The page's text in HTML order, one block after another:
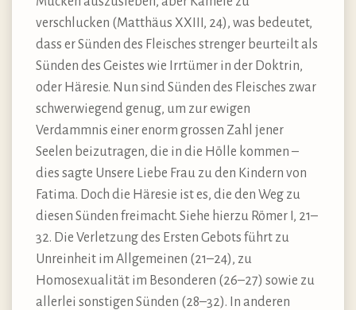
verschlucken (Matthäus XXIII, 24), was bedeutet,
dass er Sünden des Fleisches strenger beurteilt als
Sünden des Geistes wie Irrtümer in der Doktrin,
oder Häresie. Nun sind Sünden des Fleisches zwar
schwerwiegend genug, um zur ewigen
Verdammnis einer enorm grossen Zahl jener
Seelen beizutragen, die in die Hölle kommen –
dies sagte Unsere Liebe Frau zu den Kindern von
Fatima. Doch die Häresie ist es, die den Weg zu
diesen Sünden freimacht. Siehe hierzu Römer I, 21–
32. Die Verletzung des Ersten Gebots führt zu
Unreinheit im Allgemeinen (21–24), zu
Homosexualität im Besonderen (26–27) sowie zu
allerlei sonstigen Sünden (28–32). In anderen